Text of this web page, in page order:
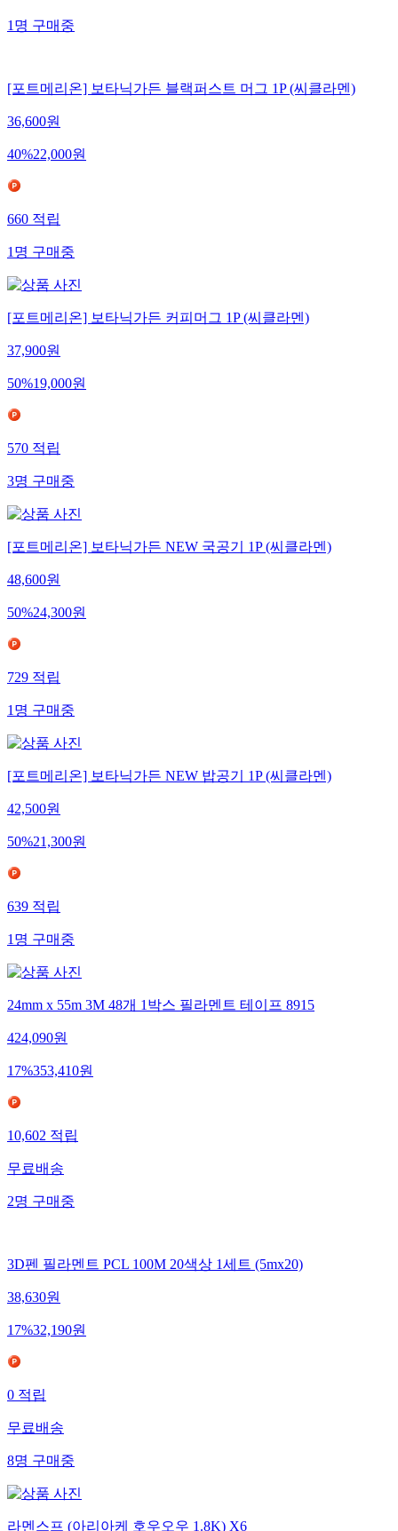
1명구매중
[포트메리온] 보타닉가든 블랙퍼스트 머그 1P (씨클라멘)
36,600원
40%22,000원
660적립
1명구매중
[포트메리온] 보타닉가든 커피머그 1P (씨클라멘)
37,900원
50%19,000원
570적립
3명구매중
[포트메리온] 보타닉가든 NEW 국공기 1P (씨클라멘)
48,600원
50%24,300원
729적립
1명구매중
[포트메리온] 보타닉가든 NEW 밥공기 1P (씨클라멘)
42,500원
50%21,300원
639적립
1명구매중
24mm x 55m 3M 48개 1박스 필라멘트 테이프 8915
424,090원
17%353,410원
10,602적립
무료배송
2명구매중
3D펜 필라멘트 PCL 100M 20색상 1세트 (5mx20)
38,630원
17%32,190원
0적립
무료배송
8명구매중